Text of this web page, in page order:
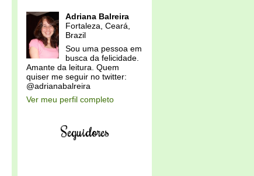
Adriana Balreira
Fortaleza, Ceará,
Brazil
Sou uma pessoa em
busca da felicidade.
Amante da leitura. Quem
quiser me seguir no twitter:
@adrianabalreira
Ver meu perfil completo
Seguidores